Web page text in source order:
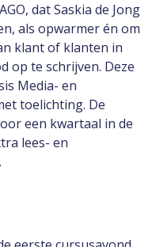
dat Saskia de Jong
als opwarmer én om
klant of klanten in
op te schrijven. Deze
Media- en
toelichting. De
een kwartaal in de
lees- en